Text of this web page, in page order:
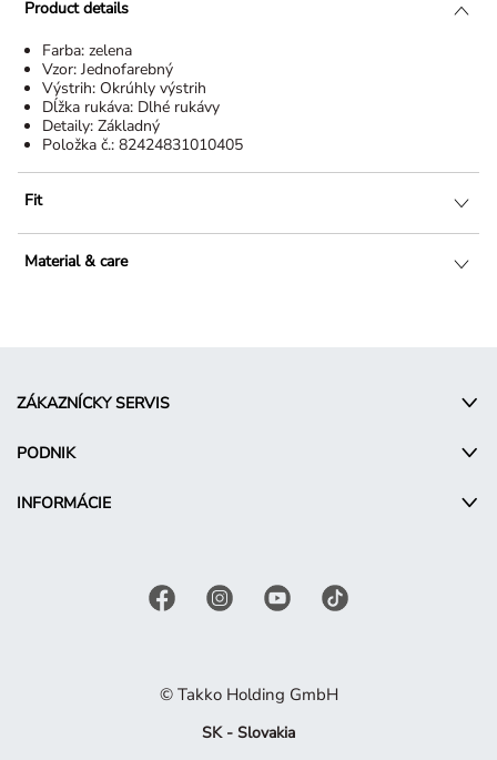
Product details
Farba: zelena
Vzor: Jednofarebný
Výstrih: Okrúhly výstrih
Dĺžka rukáva: Dlhé rukávy
Detaily: Základný
Položka č.: 82424831010405
Fit
Material & care
ZÁKAZNÍCKY SERVIS
PODNIK
INFORMÁCIE
© Takko Holding GmbH
SK - Slovakia